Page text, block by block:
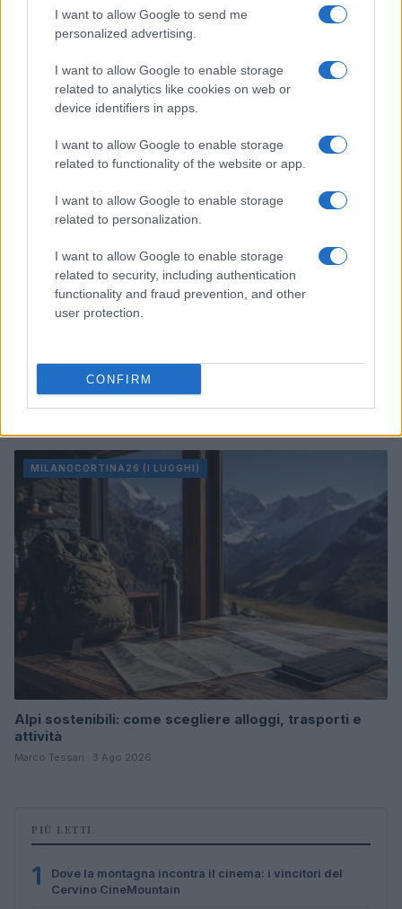
I want to allow Google to send me
personalized advertising.
I want to allow Google to enable storage
related to analytics like cookies on web or
device identifiers in apps.
I want to allow Google to enable storage
related to functionality of the website or app.
I want to allow Google to enable storage
related to personalization.
I want to allow Google to enable storage
related to security, including authentication
functionality and fraud prevention, and other
user protection.
CONFIRM
Dove la montagna incontra il cinema: i vincitori del
Cervino CineMountain
Marco Tessari · 6 Ago 2026
MILANOCORTINA26 (I LUOGHI)
Fondazione Milano Cortina: debiti da un miliardo e il
sostegno pubblico
MILANOCORTINA26 (I LUOGHI)
Alpi sostenibili: come scegliere alloggi, trasporti e
attività
Marco Tessari · 3 Ago 2026
PIÙ LETTI
1
Dove la montagna incontra il cinema: i vincitori del
Cervino CineMountain